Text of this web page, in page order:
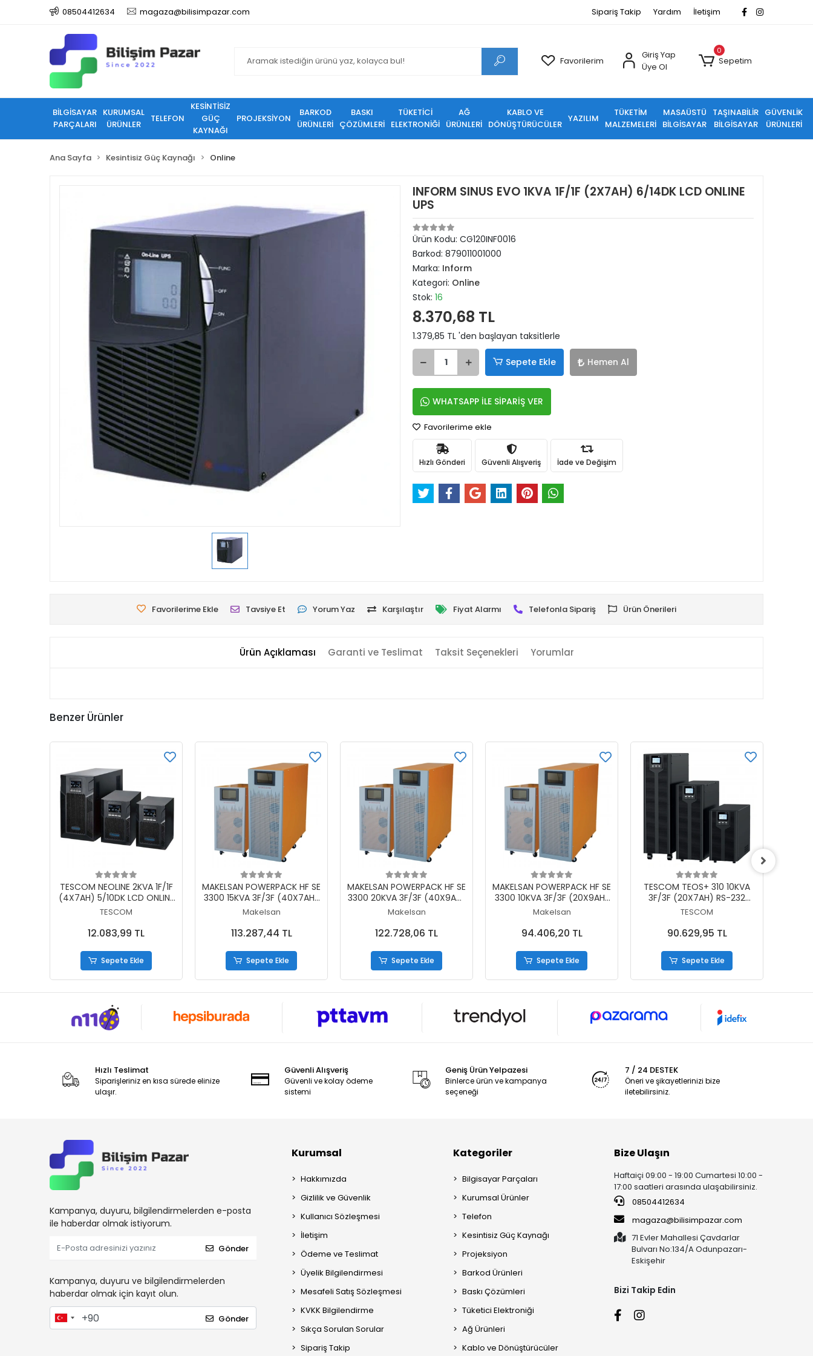
08504412634 magaza@bilisimpazar.com Sipariş Takip Yardım İletişim
Favorilerim
Giriş Yap
Üye Ol
0
Sepetim
BİLGİSAYAR
PARÇALARI
KURUMSAL
ÜRÜNLER
TELEFON
KESİNTİSİZ
GÜÇ
KAYNAĞI
PROJEKSİYON
BARKOD
ÜRÜNLERİ
BASKI
ÇÖZÜMLERİ
TÜKETİCİ
ELEKTRONİĞİ
AĞ
ÜRÜNLERİ
KABLO VE
DÖNÜŞTÜRÜCÜLER
YAZILIM
TÜKETİM
MALZEMELERİ
MASAÜSTÜ
BİLGİSAYAR
TAŞINABİLİR
BİLGİSAYAR
GÜVENLİK
ÜRÜNLERİ
Ana Sayfa Kesintisiz Güç Kaynağı Online
INFORM SINUS EVO 1KVA 1F/1F (2X7AH) 6/14DK LCD ONLINE
UPS
Ürün Kodu: CG120INF0016
Barkod: 879011001000
Marka: Inform
Kategori: Online
Stok: 16
8.370,68 TL
1.379,85 TL 'den başlayan taksitlerle
Sepete Ekle Hemen Al
WHATSAPP İLE SİPARİŞ VER
Favorilerime ekle
Hızlı Gönderi Güvenli Alışveriş İade ve Değişim
Favorilerime Ekle Tavsiye Et Yorum Yaz Karşılaştır Fiyat Alarmı Telefonla Sipariş Ürün Önerileri
Ürün Açıklaması Garanti ve Teslimat Taksit Seçenekleri Yorumlar
Benzer Ürünler
Sepete Ekle
TESCOM NEOLINE 2KVA 1F/1F
(4X7AH) 5/10DK LCD ONLINE
UPS
TESCOM
12.083,99 TL
Sepete Ekle
Sepete Ekle
MAKELSAN POWERPACK HF SE
3300 15KVA 3F/3F (40X7AH)
6/15 DK PF;1 LCD ONLINE UPS
Makelsan
113.287,44 TL
Sepete Ekle
Sepete Ekle
MAKELSAN POWERPACK HF SE
3300 20KVA 3F/3F (40X9AH)
6/15 DK PF;1 LCD ONLINE UPS
Makelsan
122.728,06 TL
Sepete Ekle
Sepete Ekle
MAKELSAN POWERPACK HF SE
3300 10KVA 3F/3F (20X9AH)
6/12 DK PF;1 LCD ONLINE UPS
Makelsan
94.406,20 TL
Sepete Ekle
Sepete Ekle
TESCOM TEOS+ 310 10KVA
3F/3F (20X7AH) RS-232
PF;0,9 5/10DK LCD ONLINE
TESCOM
90.629,95 TL
Sepete Ekle
Hızlı Teslimat
Siparişleriniz en kısa sürede elinize
ulaşır.
Güvenli Alışveriş
Güvenli ve kolay ödeme
sistemi
Geniş Ürün Yelpazesi
Binlerce ürün ve kampanya
seçeneği
7 / 24 DESTEK
Öneri ve şikayetlerinizi bize
iletebilirsiniz.
Kampanya, duyuru, bilgilendirmelerden e-posta
ile haberdar olmak istiyorum.
Gönder
Kampanya, duyuru ve bilgilendirmelerden
haberdar olmak için kayıt olun.
Gönder
Kurumsal
Hakkımızda
Gizlilik ve Güvenlik
Kullanıcı Sözleşmesi
İletişim
Ödeme ve Teslimat
Üyelik Bilgilendirmesi
Mesafeli Satış Sözleşmesi
KVKK Bilgilendirme
Sıkça Sorulan Sorular
Sipariş Takip
Kategoriler
Bilgisayar Parçaları
Kurumsal Ürünler
Telefon
Kesintisiz Güç Kaynağı
Projeksiyon
Barkod Ürünleri
Baskı Çözümleri
Tüketici Elektroniği
Ağ Ürünleri
Kablo ve Dönüştürücüler
Bize Ulaşın
Haftaiçi 09:00 - 19:00 Cumartesi 10:00 -
17:00 saatleri arasında ulaşabilirsiniz.
08504412634
magaza@bilisimpazar.com
71 Evler Mahallesi Çavdarlar
Bulvarı No:134/A Odunpazarı-
Eskişehir
Bizi Takip Edin